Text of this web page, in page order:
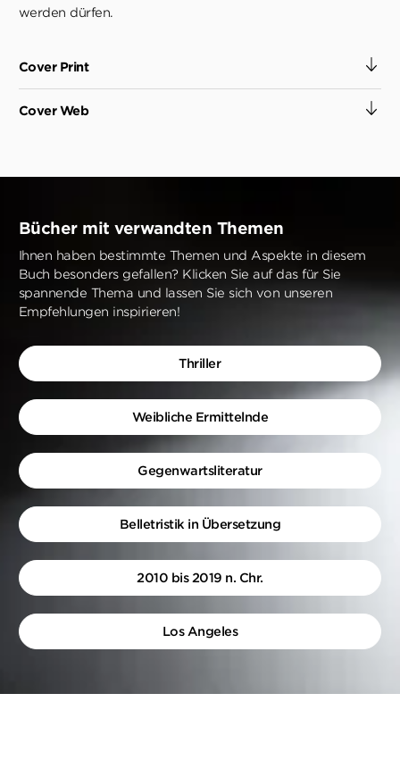
werden dürfen.
Cover Print
Cover Web
Bücher mit verwandten Themen
Ihnen haben bestimmte Themen und Aspekte in diesem
Buch besonders gefallen? Klicken Sie auf das für Sie
spannende Thema und lassen Sie sich von unseren
Empfehlungen inspirieren!
Thriller
Weibliche Ermittelnde
Gegenwartsliteratur
Belletristik in Übersetzung
2010 bis 2019 n. Chr.
Los Angeles